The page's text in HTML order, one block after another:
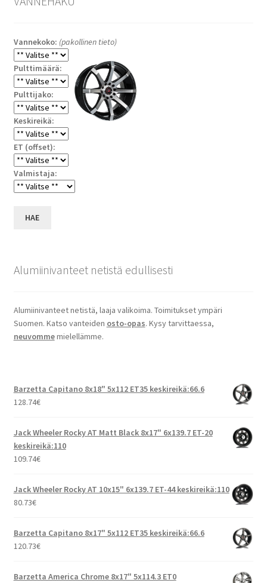
Vannekoko: (pakollinen tieto)
Pulttimäärä:
Pulttijako:
Keskireikä:
ET (offset):
Valmistaja:
HAE
Alumiinivanteet netistä edullisesti
Alumiinivanteet netistä, laaja valikoima. Toimitukset ympäri
Suomen. Katso vanteiden osto-opas. Kysy tarvittaessa,
neuvommemielellämme.
Barzetta Capitano 8x18" 5x112 ET35 keskireikä:66.6
128.74€
Jack Wheeler Rocky AT Matt Black 8x17" 6x139.7 ET-20
keskireikä:110
109.74€
Jack Wheeler Rocky AT 10x15" 6x139.7 ET-44 keskireikä:110
80.73€
Barzetta Capitano 8x17" 5x112 ET35 keskireikä:66.6
120.73€
Barzetta America Chrome 8x17" 5x114.3 ET0